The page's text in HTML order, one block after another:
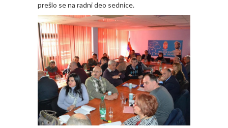
prešlo se na radni deo sednice.